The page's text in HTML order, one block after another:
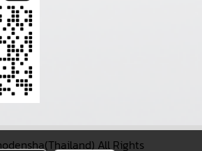
All Rights